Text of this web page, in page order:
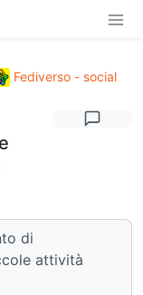
Fediverso - social
di
attività